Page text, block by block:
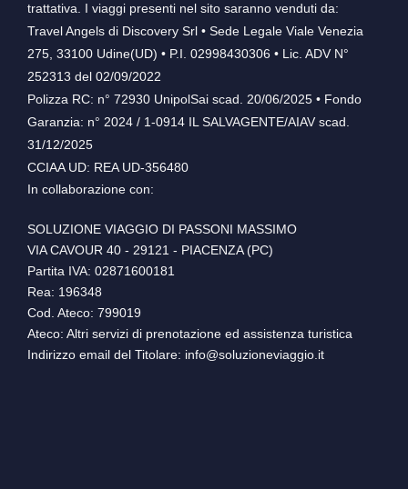
trattativa. I viaggi presenti nel sito saranno venduti da:
Travel Angels di Discovery Srl • Sede Legale Viale Venezia
275, 33100 Udine(UD) • P.I. 02998430306 • Lic. ADV N°
252313 del 02/09/2022
Polizza RC: n° 72930 UnipolSai scad. 20/06/2025 • Fondo
Garanzia: n° 2024 / 1-0914 IL SALVAGENTE/AIAV scad.
31/12/2025
CCIAA UD: REA UD-356480
In collaborazione con:
SOLUZIONE VIAGGIO DI PASSONI MASSIMO
VIA CAVOUR 40 - 29121 - PIACENZA (PC)
Partita IVA: 02871600181
Rea: 196348
Cod. Ateco: 799019
Ateco: Altri servizi di prenotazione ed assistenza turistica
Indirizzo email del Titolare: info@soluzioneviaggio.it